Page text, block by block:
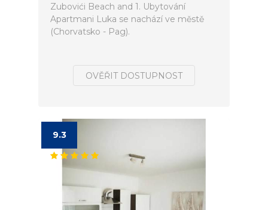
Zubovići Beach and 1. Ubytování
Apartmani Luka se nachází ve městě
(Chorvatsko - Pag).
OVĚŘIT DOSTUPNOST
9.3